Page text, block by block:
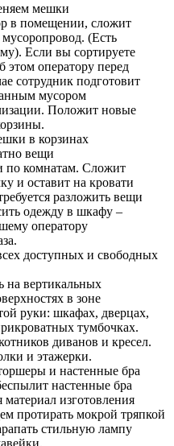
мешки
в помещении, сложит
(Есть
Если вы сортируете
этом оператору перед
сотрудник подготовит
мусором
Положит новые
в корзинах
вещи
по комнатам. Сложит
и оставит на кровати
разложить вещи
одежду в шкафу –
оператору
доступных и свободных
на вертикальных
в зоне
руки: шкафах, дверцах,
тумбочках.
диванов и кресел.
и этажерки.
и настенные бра
настенные бра
изготовления
протирать мокрой тряпкой
стильную лампу